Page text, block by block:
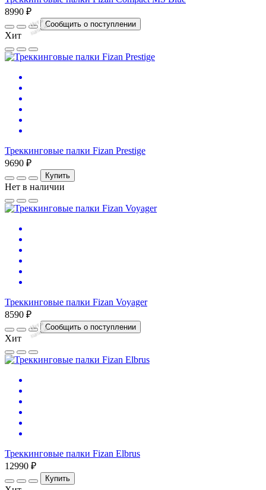
Нет
в
на
л
и
ч
и
и
8990 ₽
Сообщить о поступлении
Хит
Треккинговые палки Fizan Prestige
9690 ₽
Купить
Нет в наличии
Треккинговые палки Fizan Voyager
Нет
в
на
л
и
ч
и
и
8590 ₽
Сообщить о поступлении
Хит
Треккинговые палки Fizan Elbrus
12990 ₽
Купить